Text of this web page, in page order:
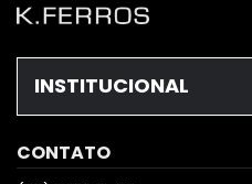
INSTITUCIONAL
CONTATO